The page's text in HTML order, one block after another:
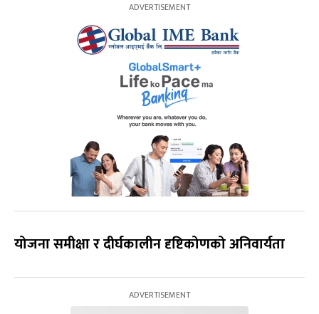
योजना समीक्षा र दीर्घकालीन दृष्टिकोणको अनिवार्यता